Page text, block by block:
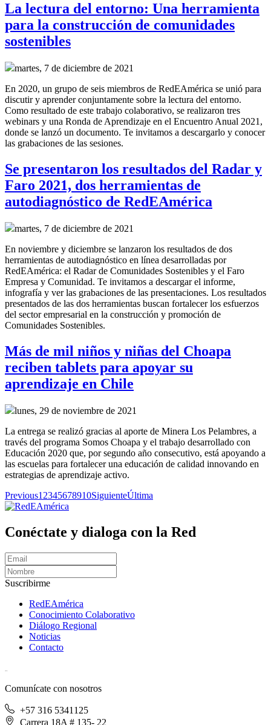
La lectura del entorno: Una herramienta
para la construcción de comunidades
sostenibles
martes, 7 de diciembre de 2021
En 2020, un grupo de seis miembros de RedEAmérica se unió para
discutir y aprender conjuntamente sobre la lectura del entorno.
Como resultado de este trabajo colaborativo, se realizaron tres
webinars y una Ronda de Aprendizaje en el Encuentro Anual 2021,
donde se lanzó un documento. Te invitamos a descargarlo y conocer
las grabaciones de las sesiones.
Se presentaron los resultados del Radar y
Faro 2021, dos herramientas de
autodiagnóstico de RedEAmérica
martes, 7 de diciembre de 2021
En noviembre y diciembre se lanzaron los resultados de dos
herramientas de autodiagnóstico en línea desarrolladas por
RedEAmérica: el Radar de Comunidades Sostenibles y el Faro
Empresa y Comunidad. Te invitamos a descargar el informe,
infografía y ver las grabaciones de las presentaciones. Los resultados
presentados de las dos herramientas buscan fortalecer los esfuerzos
del sector empresarial en la construcción y promoción de
Comunidades Sostenibles.
Más de mil niños y niñas del Choapa
reciben tablets para apoyar su
aprendizaje en Chile
lunes, 29 de noviembre de 2021
La entrega se realizó gracias al aporte de Minera Los Pelambres, a
través del programa Somos Choapa y el trabajo desarrollado con
Educación 2020 que, por segundo año consecutivo, está apoyando a
las escuelas para fortalecer una educación de calidad innovando en
estrategias de aprendizaje activo.
Previous1 2345678910SiguienteÚltima
Conéctate y dialoga con la Red
Suscribirme
RedEAmérica
Conocimiento Colaborativo
Diálogo Regional
Noticias
Contacto
Comunícate con nosotros
+57 316 5341125
Carrera 18A # 135- 22